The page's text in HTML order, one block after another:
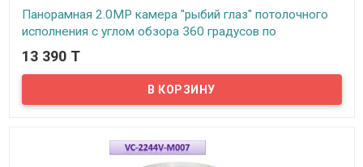
Панорамная 2.0MP камера "рыбий глаз" потолочного
исполнения с углом обзора 360 градусов по
горизонтали и 160 градусов по вертикали, BW3050-3
Представляем Вам панорамную 2.0MP камеру "рыбий глаз"
13 390 T